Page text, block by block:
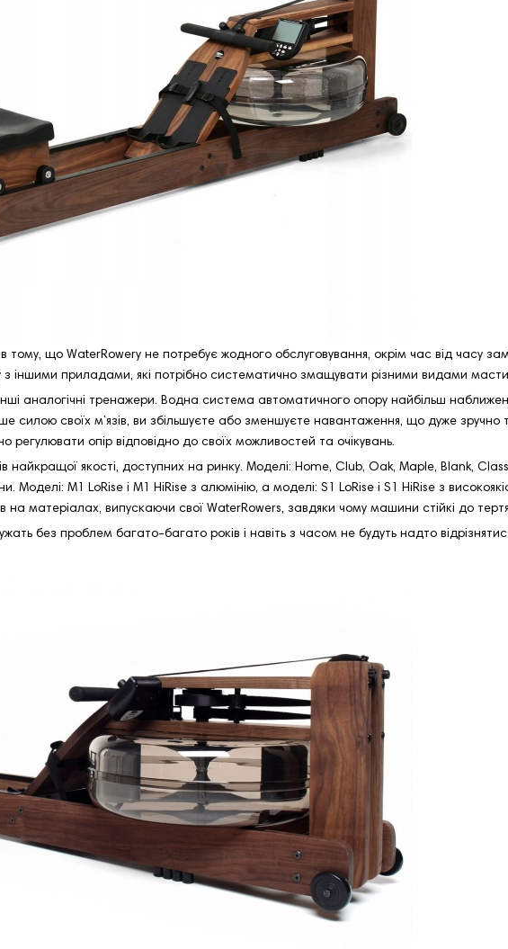
що WaterRowery не потребує жодного обслуговування, окрім час від часу
з іншими приладами, які потрібно систематично змащувати різними видами
аналогічні тренажери. Водна система автоматичного опору найбільш
силою своїх м’язів, ви збільшуєте або зменшуєте навантаження, що дуже зручно
регулювати опір відповідно до своїх можливостей та очікувань.
найкращої якості, доступних на ринку. Моделі: Home, Club, Oak, Maple, Blank,
Моделі: M1 LoRise і M1 HiRise з алюмінію, а моделі: S1 LoRise і S1 HiRise з
матеріалах, випускаючи свої WaterRowers, завдяки чому машини стійкі до
без проблем багато-багато років і навіть з часом не будуть надто